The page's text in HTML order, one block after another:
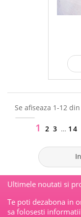
Se afiseaza 1-12
1 2 3 … 14
Ultimele noutati si
Te poti dezabona in
sa folosesti